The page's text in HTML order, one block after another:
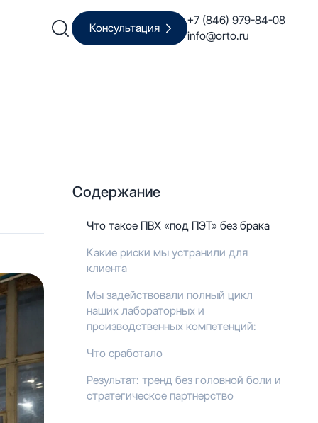
Консультация
+7 (846) 979-84-08
info@orto.ru
Содержание
Что такое ПВХ «под ПЭТ» без брака
Какие риски мы устранили для
клиента
Мы задействовали полный цикл
наших лабораторных и
производственных компетенций:
Что сработало
Результат: тренд без головной боли и
стратегическое партнерство